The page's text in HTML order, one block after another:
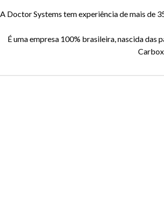
A Doctor Systems tem experiência de mais de
É uma empresa 100% brasileira, nascida das